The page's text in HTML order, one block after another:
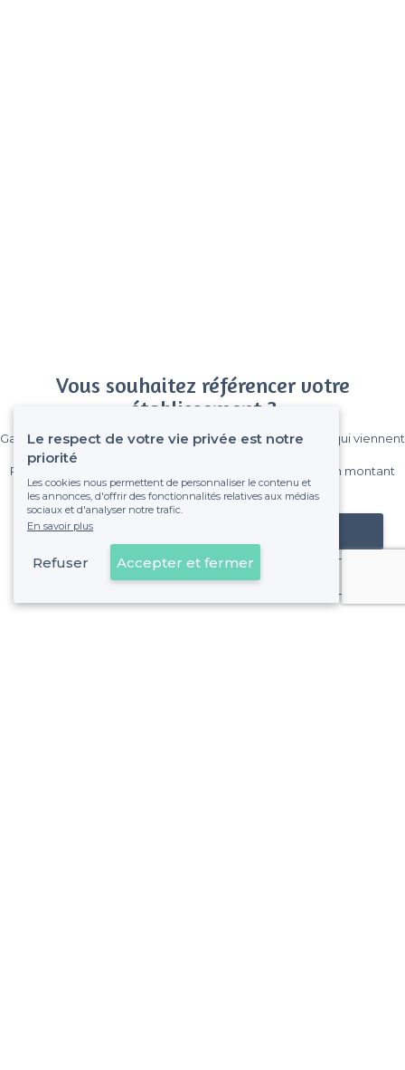
Vous souhaitez référencer votre
établissement ?
Gagnez de nombreux clients parmi le million de visiteurs qui viennent
Pas de commissions et sans engagement, vous payez un montant
fixe sans risque de voir déraper la facture.
Référencer mon établissement
Déjà client
Le respect de votre vie privée est notre
priorité
Les cookies nous permettent de personnaliser le contenu et
les annonces, d'offrir des fonctionnalités relatives aux médias
sociaux et d'analyser notre trafic.
En savoir plus
Refuser Accepter et fermer